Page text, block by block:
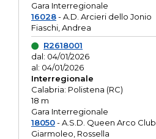
Gara Interregionale
16028- A.D. Arcieri dello Jonio
Fiaschi, Andrea
R2618001
dal: 04/01/2026
al: 04/01/2026
Interregionale
Calabria: Polistena (RC)
18 m
Gara Interregionale
18050- A.S.D. Queen Arco Club
Giarmoleo, Rossella